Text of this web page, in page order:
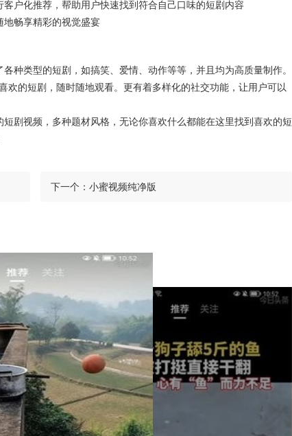
户化推荐，帮助用户快速找到符合自己口味的短剧内容
地畅享精彩的视觉盛宴
种类型的短剧，如搞笑、爱情、动作等等，并且均为高质量制作。
欢的短剧，随时随地观看。更有着多样化的社交功能，让用户可以
剧视频，多种题材风格，无论你喜欢什么都能在这里找到喜欢的短
下一个： 小蜜视频纯净版